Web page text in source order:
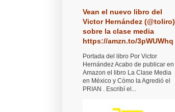
Vean el nuevo libro del
Victor Hernández (@toliro)
sobre la clase media
https://amzn.to/3pWUWhq
Portada del libro Por Victor
Hernández Acabo de publicar en
Amazon el libro La Clase Media
en México y Cómo la Agredió el
PRIAN . Escribí el...